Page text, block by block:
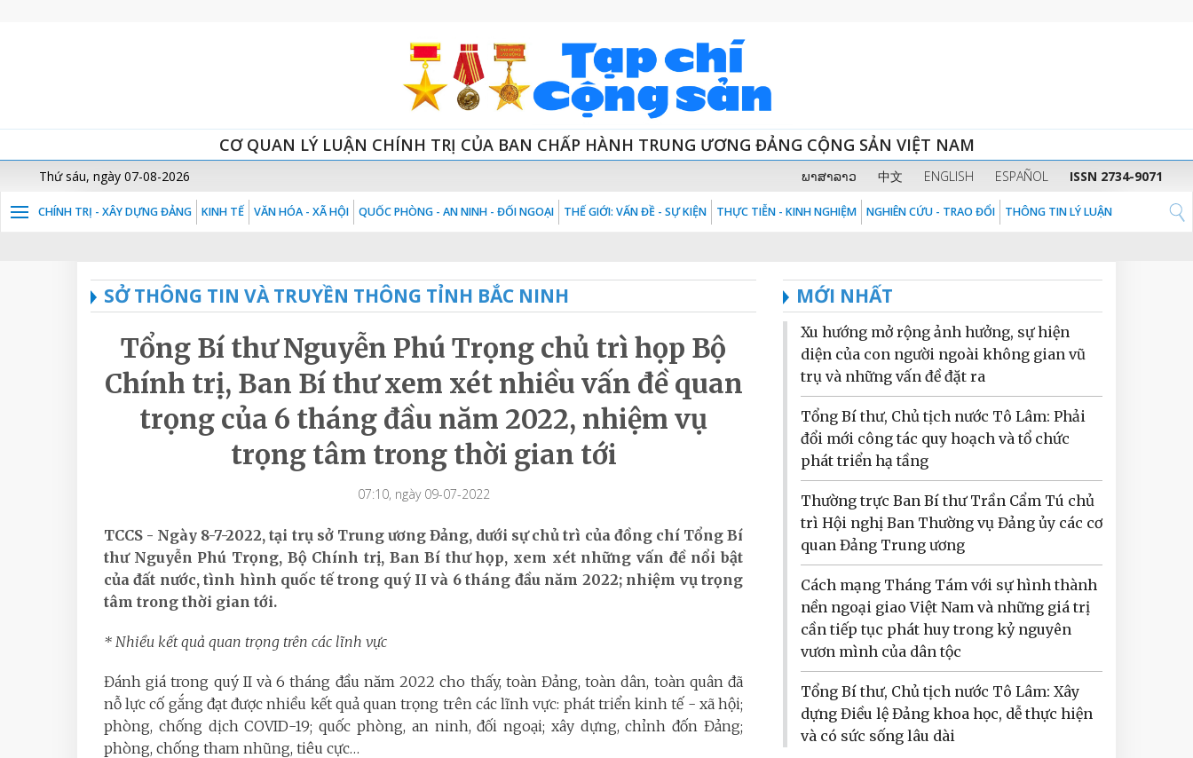
CƠ QUAN LÝ LUẬN CHÍNH TRỊ CỦA BAN CHẤP HÀNH TRUNG ƯƠNG ĐẢNG CỘNG SẢN VIỆT NAM
Thứ sáu, ngày 07-08-2026 ພາສາລາວ 中文 ENGLISH ESPAÑOL ISSN 2734-9071
CHÍNH TRỊ - XÂY DỰNG ĐẢNG KINH TẾ VĂN HÓA - XÃ HỘI QUỐC PHÒNG - AN NINH - ĐỐI NGOẠI THẾ GIỚI: VẤN ĐỀ - SỰ KIỆN THỰC TIỄN - KINH NGHIỆM NGHIÊN CỨU - TRAO ĐỔI THÔNG TIN LÝ LUẬN
SỞ THÔNG TIN VÀ TRUYỀN THÔNG TỈNH BẮC NINH
Tổng Bí thư Nguyễn Phú Trọng chủ trì họp Bộ
Chính trị, Ban Bí thư xem xét nhiều vấn đề quan
trọng của 6 tháng đầu năm 2022, nhiệm vụ
trọng tâm trong thời gian tới
07:10, ngày 09-07-2022
TCCS - Ngày 8-7-2022, tại trụ sở Trung ương Đảng, dưới sự chủ trì của đồng chí Tổng Bí
thư Nguyễn Phú Trọng, Bộ Chính trị, Ban Bí thư họp, xem xét những vấn đề nổi bật
của đất nước, tình hình quốc tế trong quý II và 6 tháng đầu năm 2022; nhiệm vụ trọng
tâm trong thời gian tới.
* Nhiều kết quả quan trọng trên các lĩnh vực
Đánh giá trong quý II và 6 tháng đầu năm 2022 cho thấy, toàn Đảng, toàn dân, toàn quân đã
nỗ lực cố gắng đạt được nhiều kết quả quan trọng trên các lĩnh vực: phát triển kinh tế - xã hội;
phòng, chống dịch COVID-19; quốc phòng, an ninh, đối ngoại; xây dựng, chỉnh đốn Đảng;
phòng, chống tham nhũng, tiêu cực…
MỚI NHẤT
Xu hướng mở rộng ảnh hưởng, sự hiện
diện của con người ngoài không gian vũ
trụ và những vấn đề đặt ra
Tổng Bí thư, Chủ tịch nước Tô Lâm: Phải
đổi mới công tác quy hoạch và tổ chức
phát triển hạ tầng
Thường trực Ban Bí thư Trần Cẩm Tú chủ
trì Hội nghị Ban Thường vụ Đảng ủy các cơ
quan Đảng Trung ương
Cách mạng Tháng Tám với sự hình thành
nền ngoại giao Việt Nam và những giá trị
cần tiếp tục phát huy trong kỷ nguyên
vươn mình của dân tộc
Tổng Bí thư, Chủ tịch nước Tô Lâm: Xây
dựng Điều lệ Đảng khoa học, dễ thực hiện
và có sức sống lâu dài